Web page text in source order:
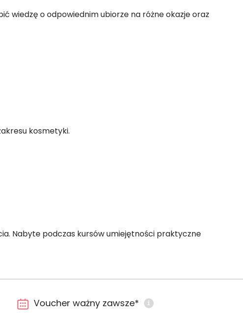
wiedzę o odpowiednim ubiorze na różne okazje oraz
kosmetyki.
Nabyte podczas kursów umiejętności praktyczne
Voucher ważny zawsze* i